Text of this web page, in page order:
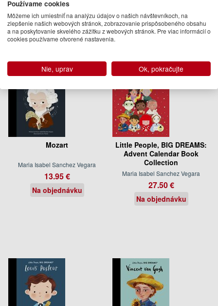
Ďalšie knihy autora z oddeleniaKnihy v angličtine
Mozart
Maria Isabel Sanchez Vegara
13.95 €
Na objednávku
Little People, BIG DREAMS:
Advent Calendar Book
Collection
Maria Isabel Sanchez Vegara
27.50 €
Na objednávku
Používame cookies
Môžeme ich umiestniť na analýzu údajov o našich návštevníkoch, na
zlepšenie našich webových stránok, zobrazovanie prispôsobeného obsahu
a na poskytovanie skvelého zážitku z webových stránok. Pre viac informácií o
cookies používame otvorené nastavenia.
Nie, uprav Ok, pokračujte